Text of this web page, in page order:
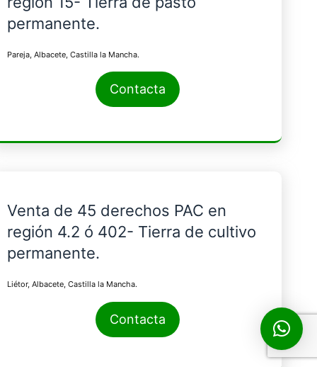
permanente.
Pareja, Albacete, Castilla la Mancha.
Contacta
Venta de 45 derechos PAC en
región 4.2 ó 402- Tierra de cultivo
permanente.
Liétor, Albacete, Castilla la Mancha.
Contacta